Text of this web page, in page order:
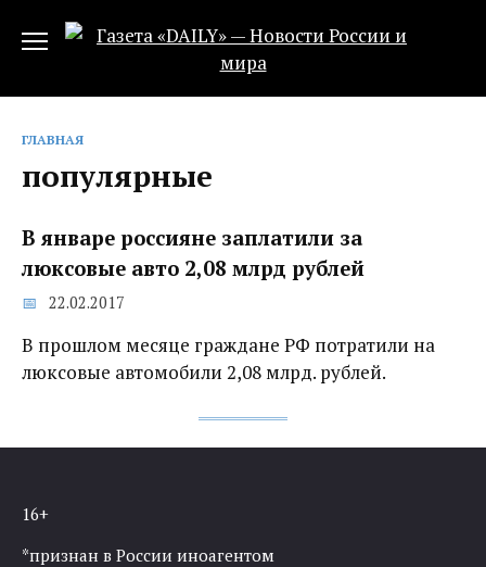
ГЛАВНАЯ
популярные
В январе россияне заплатили за
люксовые авто 2,08 млрд рублей
22.02.2017
В прошлом месяце граждане РФ потратили на
люксовые автомобили 2,08 млрд. рублей.
16+
*признан в России иноагентом